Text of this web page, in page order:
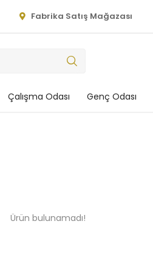
Fabrika Satış Mağazası
Çalışma Odası Genç Odası
Ürün bulunamadı!